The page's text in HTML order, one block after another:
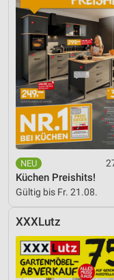
Küchen Preishits!
Gültig bis Fr. 21.08.
XXXLutz
Entwicklung und
Verwendung
Inhalten
IAB-Besonderheiten:
Verwendung
Geräte anhand von
Informationen
Nicht-IAB-
Notwendig
Performance
Funktional
Werbung